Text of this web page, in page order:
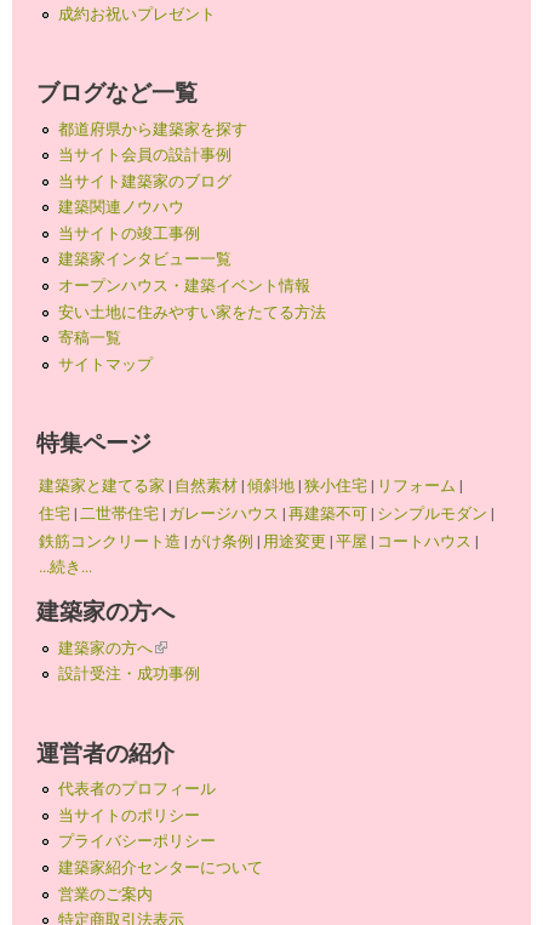
成約お祝いプレゼント
ブログなど一覧
都道府県から建築家を探す
当サイト会員の設計事例
当サイト建築家のブログ
建築関連ノウハウ
当サイトの竣工事例
建築家インタビュー一覧
オープンハウス・建築イベント情報
安い土地に住みやすい家をたてる方法
寄稿一覧
サイトマップ
特集ページ
建築家と建てる家 | 自然素材|傾斜地|狭小住宅| リフォーム |
住宅|二世帯住宅| ガレージハウス |再建築不可| シンプルモダン |
鉄筋コンクリート造 |がけ条例 | 用途変更 |平屋 | コートハウス |
...続き...
建築家の方へ
建築家の方へ(link is external)
設計受注・成功事例
運営者の紹介
代表者のプロフィール
当サイトのポリシー
プライバシーポリシー
建築家紹介センターについて
営業のご案内
特定商取引法表示